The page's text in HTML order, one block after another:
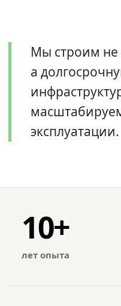
Мы строим
а
эксплуатации.
10+
лет опыта